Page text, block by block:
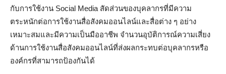
กับการใช้งาน Social Media สัดส่วนของบุคลากรที่มีความ
ตระหนักต่อการใช้งานสื่อสังคมออนไลน์และสื่อต่าง ๆ อย่าง
เหมาะสมและมีความเป็นมืออาชีพ จำนวนอุบัติการณ์ความเสี่ยง
ด้านการใช้งานสื่อสังคมออนไลน์ที่ส่งผลกระทบต่อบุคลากรหรือ
องค์กรที่สามารถป้องกันได้